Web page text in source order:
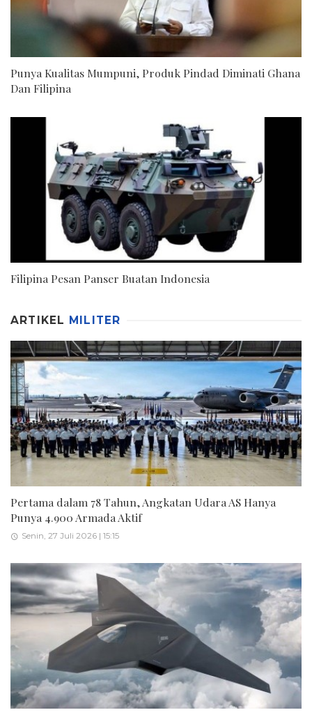
Punya Kualitas Mumpuni, Produk Pindad Diminati Ghana
Dan Filipina
Filipina Pesan Panser Buatan Indonesia
ARTIKEL MILITER
Pertama dalam 78 Tahun, Angkatan Udara AS Hanya
Punya 4.900 Armada Aktif
Senin, 27 Juli 2026 | 15:15